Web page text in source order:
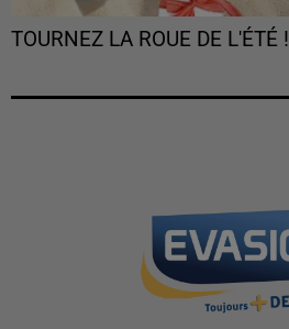
TOURNEZ LA ROUE DE L'ÉTÉ !